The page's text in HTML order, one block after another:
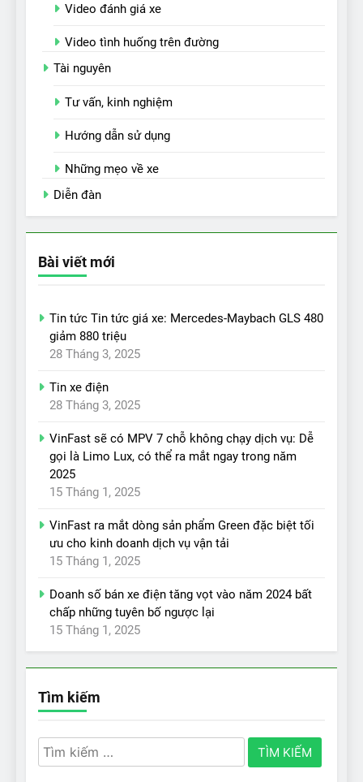
Video đánh giá xe
Video tình huống trên đường
Tài nguyên
Tư vấn, kinh nghiệm
Hướng dẫn sử dụng
Những mẹo về xe
Diễn đàn
Bài viết mới
Tin tức Tin tức giá xe: Mercedes-Maybach GLS 480
giảm 880 triệu
28 Tháng 3, 2025
Tin xe điện
28 Tháng 3, 2025
VinFast sẽ có MPV 7 chỗ không chạy dịch vụ: Dễ
gọi là Limo Lux, có thể ra mắt ngay trong năm
2025
15 Tháng 1, 2025
VinFast ra mắt dòng sản phẩm Green đặc biệt tối
ưu cho kinh doanh dịch vụ vận tải
15 Tháng 1, 2025
Doanh số bán xe điện tăng vọt vào năm 2024 bất
chấp những tuyên bố ngược lại
15 Tháng 1, 2025
Tìm kiếm
Tìm
kiếm